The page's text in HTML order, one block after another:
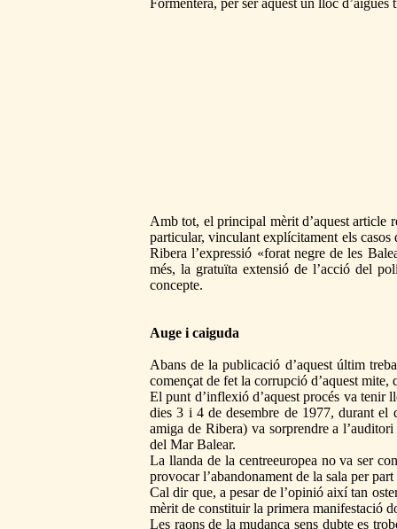
Formentera, per ser aquest un lloc
Amb tot, el principal mèrit d’aquest article
particular, vinculant explícitament els
Ribera l’expressió «forat negre de les
més, la gratuïta extensió de l’acció del
concepte.
Auge i caiguda
Abans de la publicació d’aquest últim
començat de fet la corrupció d’aquest
El punt d’inflexió d’aquest procés va tenir
dies 3 i 4 de desembre de 1977, durant el
amiga de Ribera) va sorprendre a
del Mar Balear.
La llanda de la centreeuropea no va ser
provocar l’abandonament de la sala per
Cal dir que, a pesar de l’opinió així tan
mèrit de constituir la primera manifestació
Les raons de la mudança sens dubte es